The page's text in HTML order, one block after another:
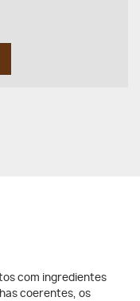
com ingredientes
coerentes, os